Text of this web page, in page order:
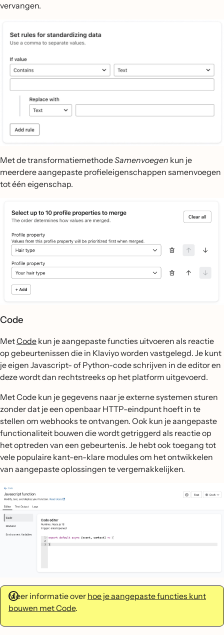
vervangen.
Met de transformatiemethodeSamenvoegen kun je
meerdere aangepaste profieleigenschappen samenvoegen
tot één eigenschap.
Code
MetCode kun je aangepaste functies uitvoeren als reactie
op gebeurtenissen die in Klaviyo worden vastgelegd. Je kunt
je eigen Javascript- of Python-code schrijven in de editor en
deze wordt dan rechtstreeks op het platform uitgevoerd.
Met Code kun je gegevens naar je externe systemen sturen
zonder dat je een openbaar HTTP-eindpunt hoeft in te
stellen om webhooks te ontvangen. Ook kun je aangepaste
functionaliteit bouwen die wordt getriggerd als reactie op
het optreden van een gebeurtenis. Je hebt ook toegang tot
vele populaire kant-en-klare modules om het ontwikkelen
van aangepaste oplossingen te vergemakkelijken.
Meer informatie over hoe je aangepaste functies kunt
bouwen met Code.